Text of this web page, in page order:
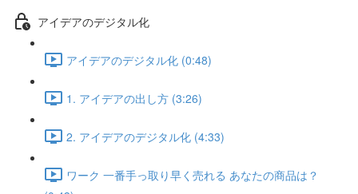
アイデアのデジタル化
アイデアのデジタル化 (0:48)
1. アイデアの出し方 (3:26)
2. アイデアのデジタル化 (4:33)
ワーク 一番手っ取り早く売れる あなたの商品は？